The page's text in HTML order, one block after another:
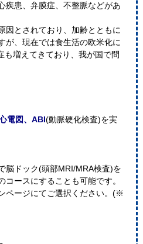
疾患、弁膜症、不整脈などがあ
因とされており、加齢とともに
が、現在では食生活の欧米化に
も増えてきており、我が国で問
電図、ABI(動脈硬化検査)を実
脳ドック(頭部MRI/MRA検査)を
ースにすることも可能です。
ページにてご選択ください。(※